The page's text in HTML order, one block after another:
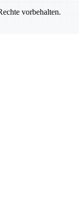
vorbehalten.